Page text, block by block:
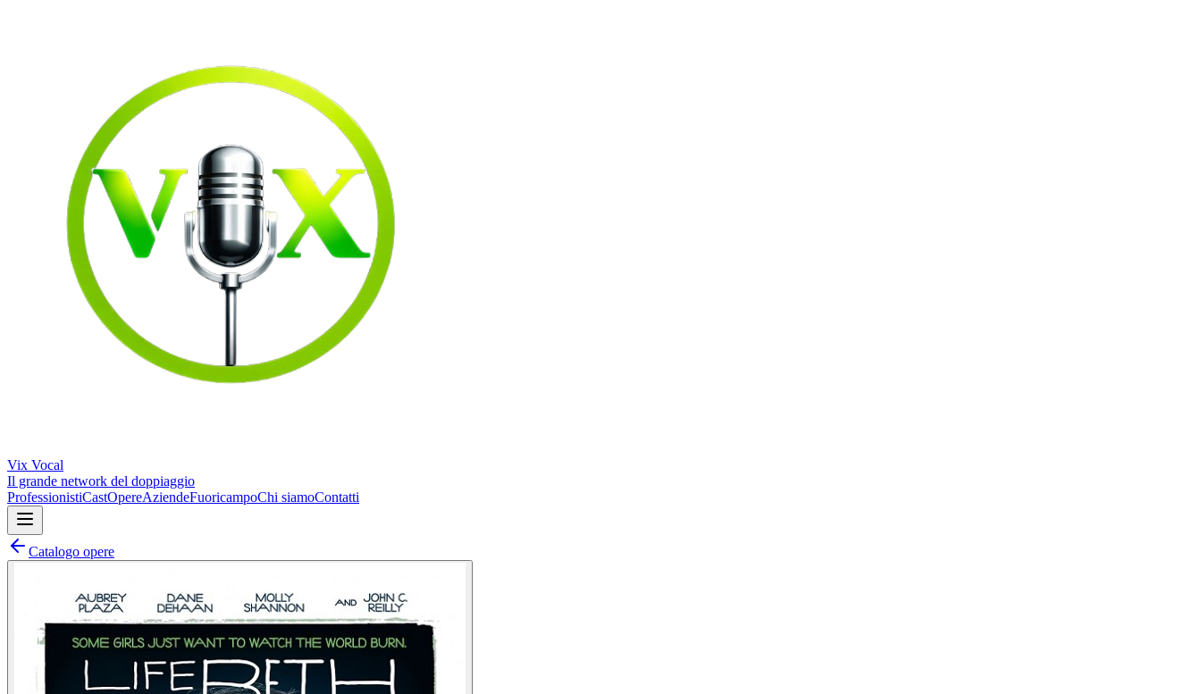
Vix Vocal
Il grande network del doppiaggio
ProfessionistiCastOpereAziendeFuoricampoChi siamoContatti
Catalogo opere